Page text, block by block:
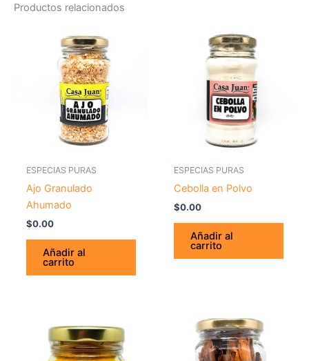
Productos relacionados
ESPECIAS PURAS
Ajo Granulado
Ahumado
$0.00
Añadir al
carrito
ESPECIAS PURAS
Cebolla en Polvo
$0.00
Añadir al
carrito